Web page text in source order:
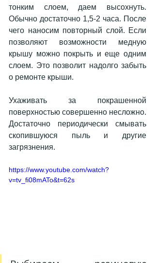
тонким слоем, даем высохнуть.
Обычно достаточно 1,5-2 часа. После
чего наносим повторный слой. Если
позволяют возможности медную
крышу можно покрыть и еще одним
слоем. Это позволит надолго забыть
о ремонте крыши.
Ухаживать за покрашенной
поверхностью совершенно несложно.
Достаточно периодически смывать
скопившуюся пыль и другие
загрязнения.
https://www.youtube.com/watch?
v=tv_fi08mATo&t=62s